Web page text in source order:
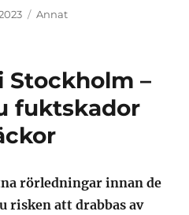
Kategorier
Annat
Stockholm –
fuktskador
rörledningar innan de
risken att drabbas av